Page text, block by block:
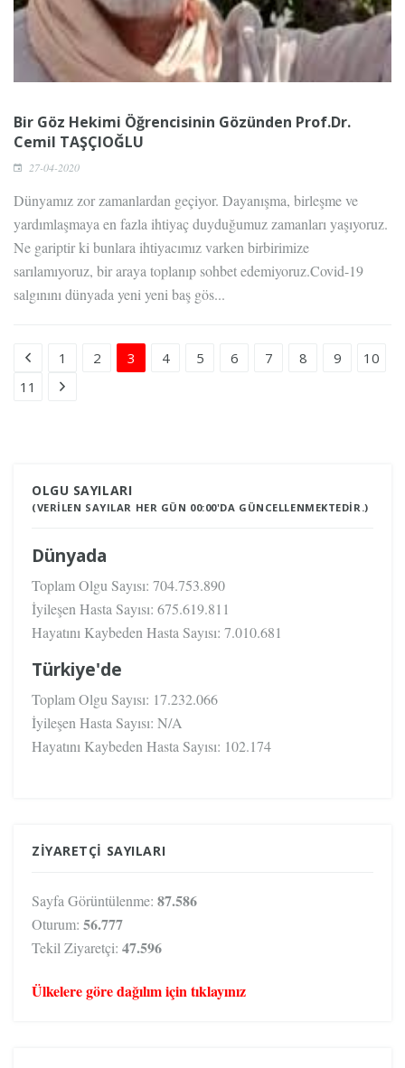
Bir Göz Hekimi Öğrencisinin Gözünden Prof.Dr.
Cemil TAŞÇIOĞLU
27-04-2020
Dünyamız zor zamanlardan geçiyor. Dayanışma, birleşme ve
yardımlaşmaya en fazla ihtiyaç duyduğumuz zamanları yaşıyoruz.
Ne gariptir ki bunlara ihtiyacımız varken birbirimize
sarılamıyoruz, bir araya toplanıp sohbet edemiyoruz.Covid-19
salgınını dünyada yeni yeni baş gös...
1 2 3 4 5 6 7 8 9
10
11
OLGU SAYILARI
(VERILEN SAYILAR HER GÜN 00:00'DA GÜNCELLENMEKTEDIR.)
Dünyada
Toplam Olgu Sayısı: 704.753.890
İyileşen Hasta Sayısı: 675.619.811
Hayatını Kaybeden Hasta Sayısı: 7.010.681
Türkiye'de
Toplam Olgu Sayısı: 17.232.066
İyileşen Hasta Sayısı: N/A
Hayatını Kaybeden Hasta Sayısı: 102.174
ZIYARETÇI SAYILARI
Sayfa Görüntülenme: 87.586
Oturum: 56.777
Tekil Ziyaretçi: 47.596
Ülkelere göre dağılım için tıklayınız